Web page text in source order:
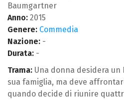
Baumgartner
Anno: 2015
Genere: Commedia
Nazione: -
Durata: -
Trama: Una donna desidera
sua famiglia, ma deve
quando decide di riunire